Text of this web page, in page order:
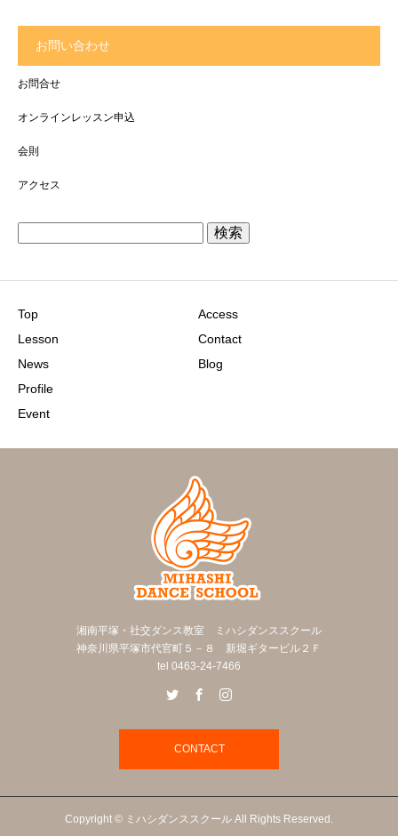
お問い合わせ
お問合せ
オンラインレッスン申込
会則
アクセス
Top
Lesson
News
Profile
Event
Access
Contact
Blog
湘南平塚・社交ダンス教室 ミハシダンススクール
神奈川県平塚市代官町５－８ 新堀ギタービル２Ｆ
tel 0463-24-7466
CONTACT
Copyright © ミハシダンススクール All Rights Reserved.